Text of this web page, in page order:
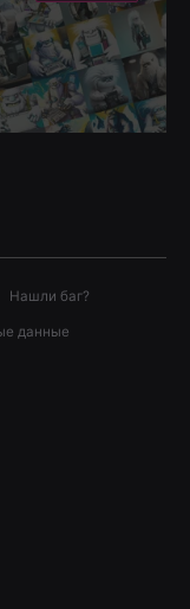
Нашли баг?
данные